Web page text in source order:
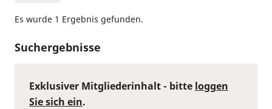
Es wurde 1 Ergebnis gefunden.
Suchergebnisse
Exklusiver Mitgliederinhalt - bitte loggen
Sie sich ein.